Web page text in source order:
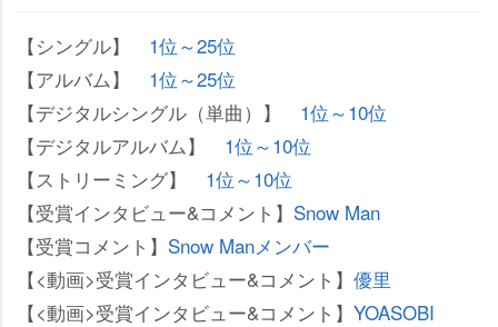
【シングル】 1位～25位
【アルバム】 1位～25位
【デジタルシングル（単曲）】 1位～10位
【デジタルアルバム】 1位～10位
【ストリーミング】 1位～10位
【受賞インタビュー&コメント】 Snow Man
【受賞コメント】 Snow Manメンバー
【<動画>受賞インタビュー&コメント】 優里
【<動画>受賞インタビュー&コメント】 YOASOBI